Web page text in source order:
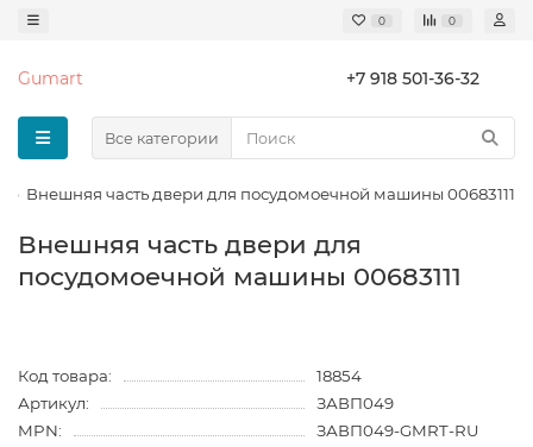
0 0
Gumart +7 918 501-36-32
Все категории
Внешняя часть двери для посудомоечной машины 00683111
Внешняя часть двери для
посудомоечной машины 00683111
Код товара:
18854
Артикул:
ЗАВП049
MPN:
ЗАВП049-GMRT-RU